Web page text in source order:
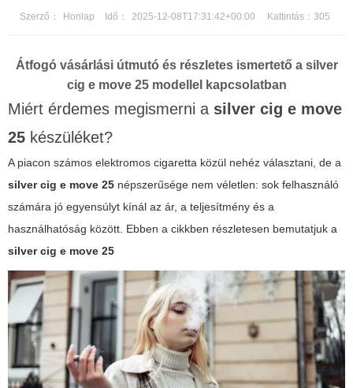
Szerző： Honlap Idő： 2025-12-08T17:31:42+00:00 Kattintás： 305
Átfogó vásárlási útmutó és részletes ismertető a silver
cig e move 25modellel kapcsolatban
Miért érdemes megismerni a silver cig e move
25 készüléket?
A piacon számos elektromos cigaretta közül nehéz választani, de a
silver cig e move 25 népszerűsége nem véletlen: sok felhasználó
számára jó egyensúlyt kínál az ár, a teljesítmény és a
használhatóság között. Ebben a cikkben részletesen bemutatjuk a
silver cig e move 25